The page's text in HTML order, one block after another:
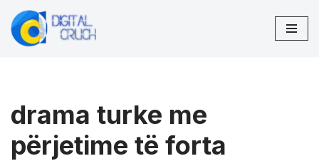
Skip
drama turke me
përjetime të forta